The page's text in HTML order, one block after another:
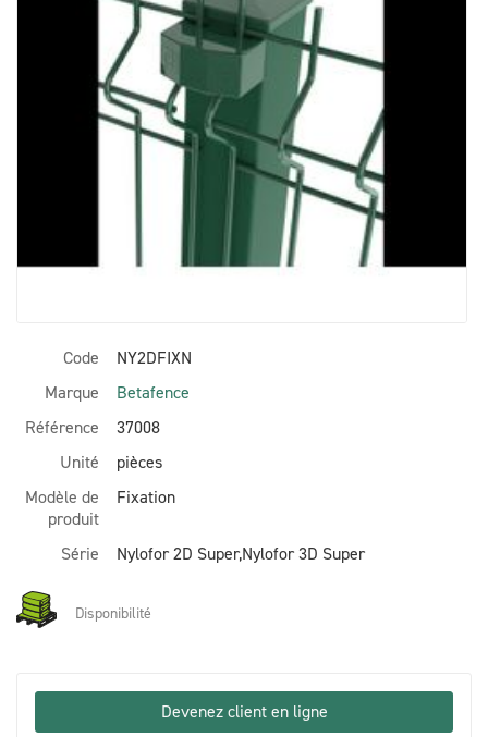
Code
NY2DFIXN
Marque
Betafence
Référence
37008
Unité
pièces
Modèle de
produit
Fixation
Série Nylofor 2D Super,Nylofor 3D Super
Disponibilité
Devenez client en ligne